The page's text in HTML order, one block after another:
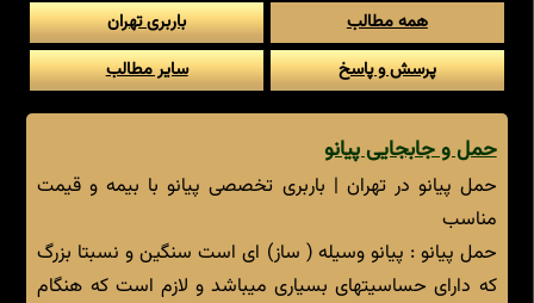
همه مطالب
باربری تهران
پرسش و پاسخ
سایر مطالب
حمل و جابجایی پیانو
حمل پیانو در تهران | باربری تخصصی پیانو با بیمه و قیمت
مناسب
حمل پیانو : پیانو وسیله ( ساز) ای است سنگین و نسبتا بزرگ
که دارای حساسیتهای بسیاری میباشد و لازم است که هنگام